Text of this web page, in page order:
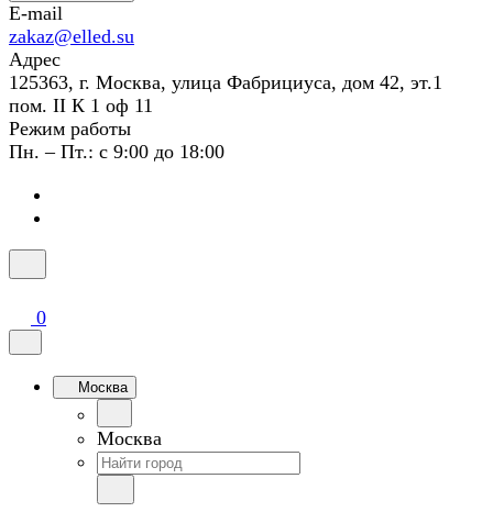
E-mail
zakaz@elled.su
Адрес
125363, г. Москва, улица Фабрициуса, дом 42, эт.1
пом. II К 1 оф 11
Режим работы
Пн. – Пт.: с 9:00 до 18:00
0
Москва
Москва